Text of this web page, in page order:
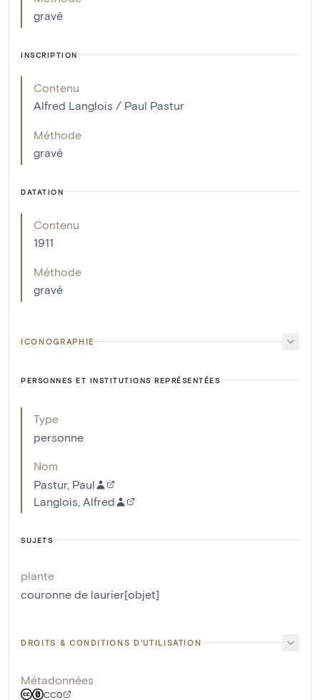
gravé
INSCRIPTION
Contenu
Alfred Langlois / Paul Pastur
Méthode
gravé
DATATION
Contenu
1911
Méthode
gravé
ICONOGRAPHIE
PERSONNES ET INSTITUTIONS REPRÉSENTÉES
Type
personne
Nom
Pastur, Paul
Langlois, Alfred
SUJETS
plante
couronne de laurier[objet]
DROITS & CONDITIONS D'UTILISATION
Métadonnées
CC0